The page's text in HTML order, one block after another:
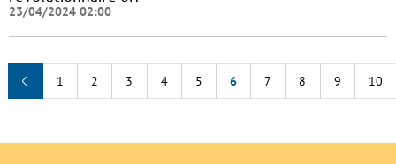
23/04/2024 02:00
1 2 3 4 5 6 7 8 9 10